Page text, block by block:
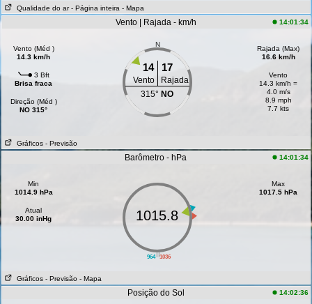
Qualidade do ar - Página inteira - Mapa
Vento | Rajada - km/h 14:01:34
Vento (Méd )
14.3 km/h
3 Bft
Brisa fraca
Direção (Méd )
NO 315°
N
14 17
Vento
Rajada
315° NO
Rajada (Max)
16.6 km/h
Vento
14.3 km/h =
4.0 m/s
8.9 mph
7.7 kts
Gráficos - Previsão
Barômetro - hPa 14:01:34
Min
1014.9 hPa
Atual
30.00 inHg
||
964 1036
1015.8
Max
1017.5 hPa
Gráficos - Previsão - Mapa
Posição do Sol 14:02:36